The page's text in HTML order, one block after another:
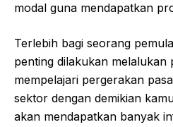
modal guna mendapatkan
Terlebih bagi seorang
penting dilakukan melalukan
mempelajari pergerakan
sektor dengan demikian
akan mendapatkan banyak